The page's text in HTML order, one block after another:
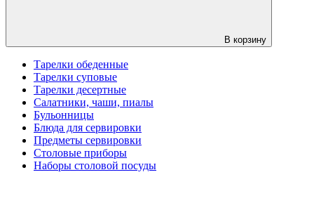
В корзину
Тарелки обеденные
Тарелки суповые
Тарелки десертные
Салатники, чаши, пиалы
Бульонницы
Блюда для сервировки
Предметы сервировки
Столовые приборы
Наборы столовой посуды